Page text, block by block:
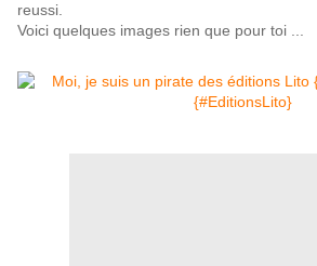
reussi.
Voici quelques images rien que pour toi ...